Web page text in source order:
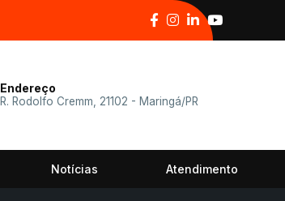
Endereço
R. Rodolfo Cremm, 21102 - Maringá/PR
Notícias Atendimento